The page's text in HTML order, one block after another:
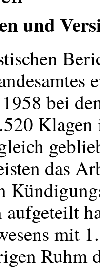
und
bei
das
aufgeteilt
mit
Ruhm